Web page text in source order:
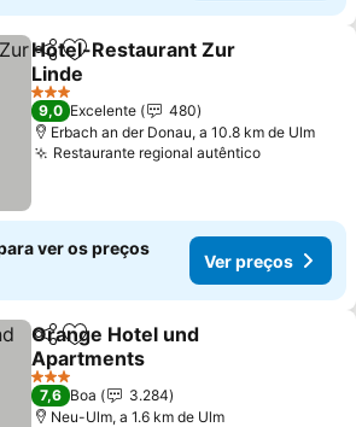
PartilharAdicionar aos favoritos
Hotel-Restaurant Zur
Linde
Ver preços
3 Estrelas
9,0 Excelente
480
Erbach an der Donau, a 10.8 km de Ulm
Restaurante regional autênticoVer
ver os preços
Ver preços
PartilharAdicionar aos favoritos
Orange Hotel und
Apartments
Ver preços
3 Estrelas
7,6 Boa
3.284
Neu-Ulm, a 1.6 km de Ulm